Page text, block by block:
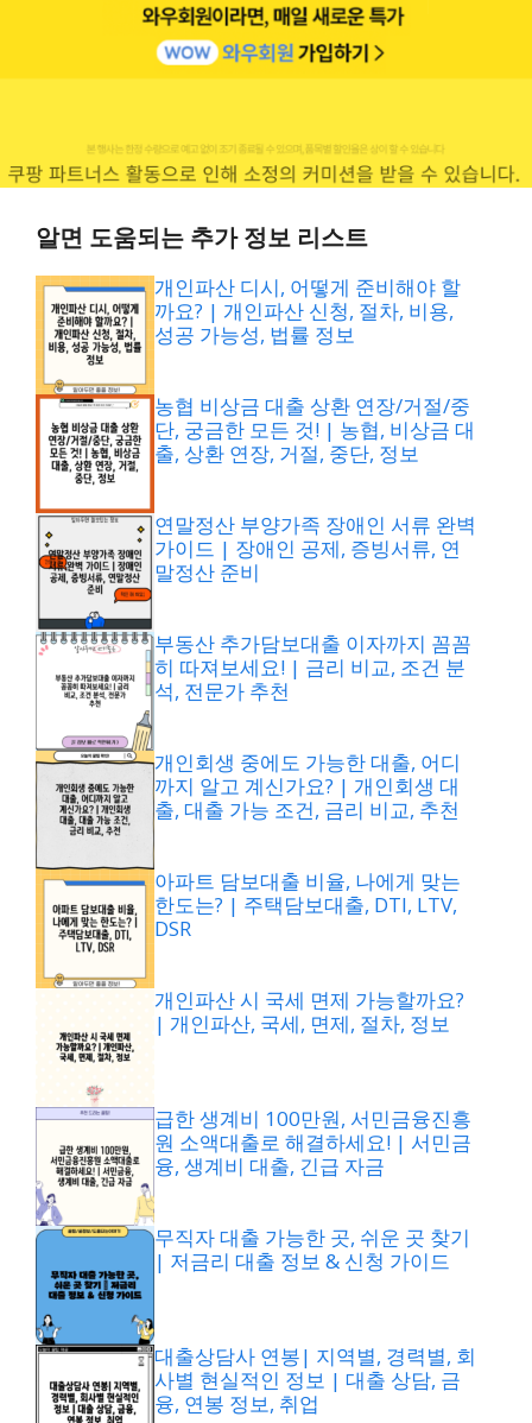
알면 도움되는 추가 정보 리스트
개인파산 디시, 어떻게 준비해야 할
까요? | 개인파산 신청, 절차, 비용,
성공 가능성, 법률 정보
농협 비상금 대출 상환 연장/거절/중
단, 궁금한 모든 것! | 농협, 비상금 대
출, 상환 연장, 거절, 중단, 정보
연말정산 부양가족 장애인 서류 완벽
가이드 | 장애인 공제, 증빙서류, 연
말정산 준비
부동산 추가담보대출 이자까지 꼼꼼
히 따져보세요! | 금리 비교, 조건 분
석, 전문가 추천
개인회생 중에도 가능한 대출, 어디
까지 알고 계신가요? | 개인회생 대
출, 대출 가능 조건, 금리 비교, 추천
아파트 담보대출 비율, 나에게 맞는
한도는? | 주택담보대출, DTI, LTV,
DSR
개인파산 시 국세 면제 가능할까요?
| 개인파산, 국세, 면제, 절차, 정보
급한 생계비 100만원, 서민금융진흥
원 소액대출로 해결하세요! | 서민금
융, 생계비 대출, 긴급 자금
무직자 대출 가능한 곳, 쉬운 곳 찾기
| 저금리 대출 정보 & 신청 가이드
대출상담사 연봉| 지역별, 경력별, 회
사별 현실적인 정보 | 대출 상담, 금
융, 연봉 정보, 취업